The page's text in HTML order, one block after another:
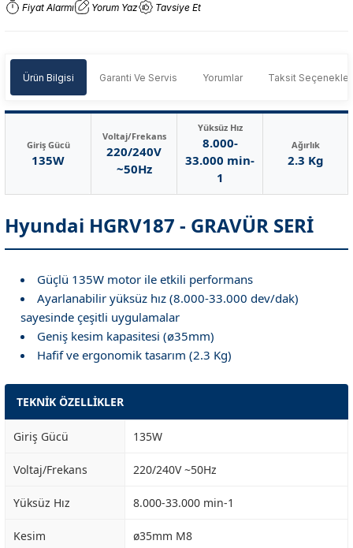
Fiyat Alarmı Yorum Yaz Tavsiye Et
Ürün Bilgisi Garanti Ve Servis Yorumlar Taksit
Giriş Gücü
135W
Voltaj/Frekans
220/240V
~50Hz
Yüksüz Hız
8.000-
33.000 min-
1
Ağırlık
2.3 Kg
Hyundai HGRV187 - GRAVÜR SERİ
Güçlü 135W motor ile etkili performans
Ayarlanabilir yüksüz hız (8.000-33.000 dev/dak)
sayesinde çeşitli uygulamalar
Geniş kesim kapasitesi (ø35mm)
Hafif ve ergonomik tasarım (2.3 Kg)
TEKNİK ÖZELLİKLER
Giriş Gücü 135W
Voltaj/Frekans 220/240V ~50Hz
Yüksüz Hız 8.000-33.000 min-1
Kesim ø35mm M8